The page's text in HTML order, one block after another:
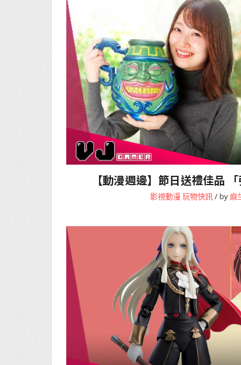
【動漫週邊】節日送禮佳品
影視動漫 玩物快訊/ by麻